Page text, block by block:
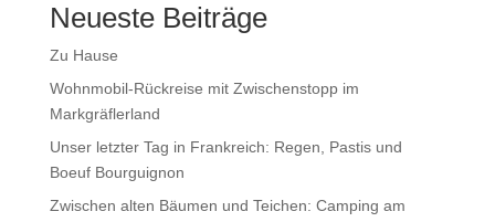
Neueste Beiträge
Zu Hause
Wohnmobil-Rückreise mit Zwischenstopp im
Markgräflerland
Unser letzter Tag in Frankreich: Regen, Pastis und
Boeuf Bourguignon
Zwischen alten Bäumen und Teichen: Camping am